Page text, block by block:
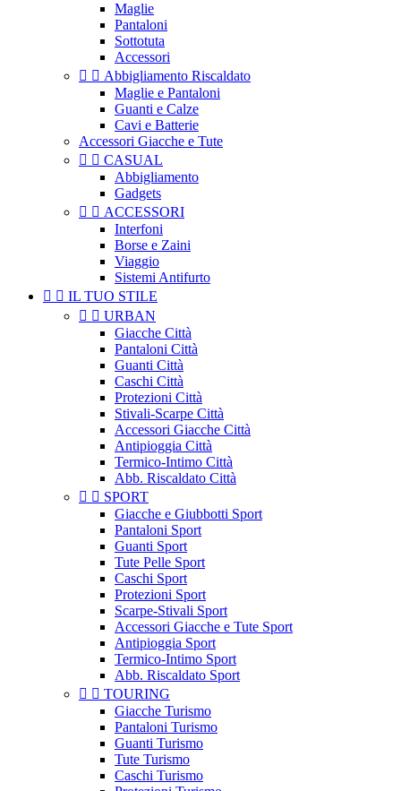
Maglie
Pantaloni
Sottotuta
Accessori
  Abbigliamento Riscaldato
Maglie e Pantaloni
Guanti e Calze
Cavi e Batterie
Accessori Giacche e Tute
  CASUAL
Abbigliamento
Gadgets
  ACCESSORI
Interfoni
Borse e Zaini
Viaggio
Sistemi Antifurto
  IL TUO STILE
  URBAN
Giacche Città
Pantaloni Città
Guanti Città
Caschi Città
Protezioni Città
Stivali-Scarpe Città
Accessori Giacche Città
Antipioggia Città
Termico-Intimo Città
Abb. Riscaldato Città
  SPORT
Giacche e Giubbotti Sport
Pantaloni Sport
Guanti Sport
Tute Pelle Sport
Caschi Sport
Protezioni Sport
Scarpe-Stivali Sport
Accessori Giacche e Tute Sport
Antipioggia Sport
Termico-Intimo Sport
Abb. Riscaldato Sport
  TOURING
Giacche Turismo
Pantaloni Turismo
Guanti Turismo
Tute Turismo
Caschi Turismo